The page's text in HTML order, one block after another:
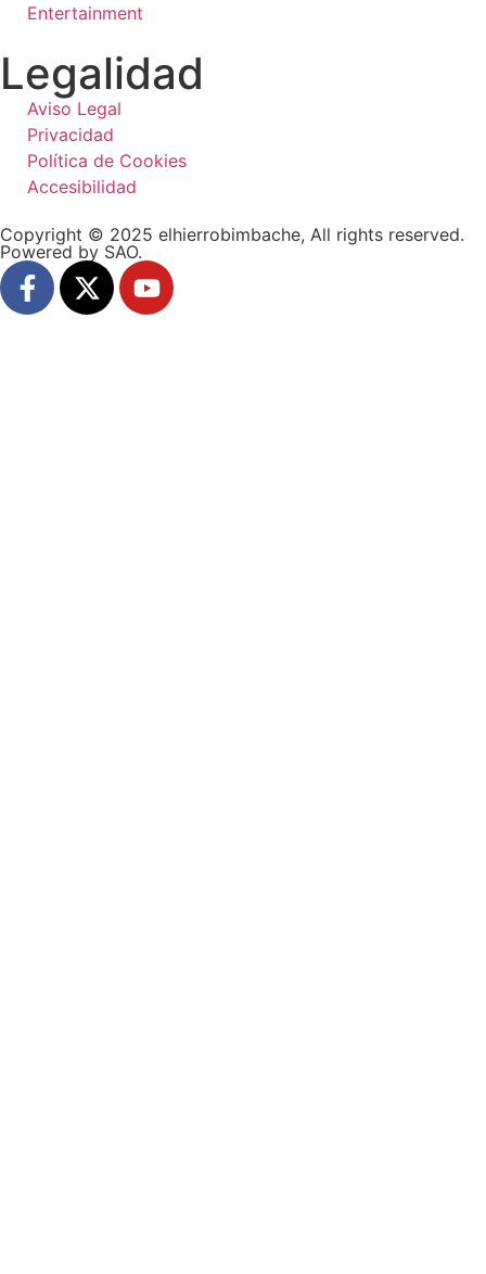
Entertainment
Legalidad
Aviso Legal
Privacidad
Política de Cookies
Accesibilidad
Copyright © 2025 elhierrobimbache, All rights reserved.
Powered by SAO.